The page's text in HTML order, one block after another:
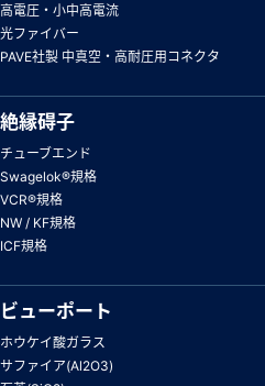
高電圧・小中高電流
光ファイバー
PAVE社製 中真空・高耐圧用コネクタ
絶縁碍子
チューブエンド
Swagelok®規格
VCR®規格
NW / KF規格
ICF規格
ビューポート
ホウケイ酸ガラス
サファイア(Al2O3)